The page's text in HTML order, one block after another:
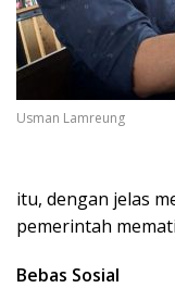
Usman Lamreung
itu, dengan jelas
pemerintah
Bebas Sosial